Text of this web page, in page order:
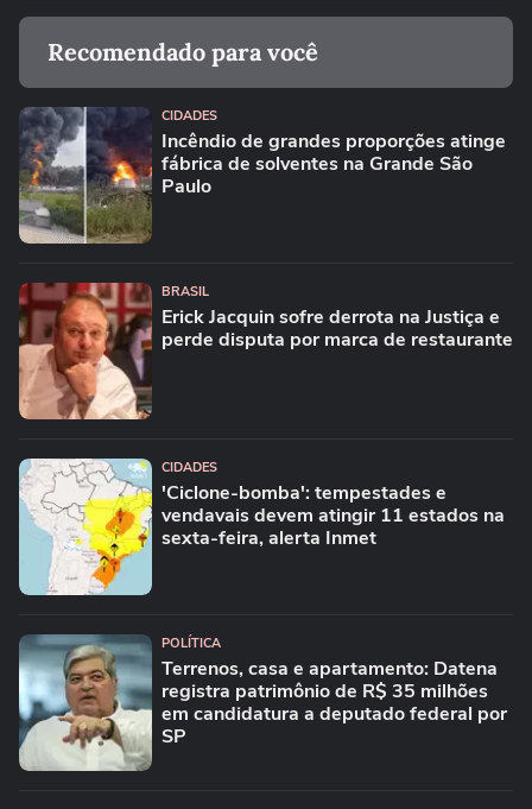
Recomendado para você
CIDADES
Incêndio de grandes proporções atinge
fábrica de solventes na Grande São
Paulo
BRASIL
Erick Jacquin sofre derrota na Justiça e
perde disputa por marca de restaurante
CIDADES
'Ciclone-bomba': tempestades e
vendavais devem atingir 11 estados na
sexta-feira, alerta Inmet
POLÍTICA
Terrenos, casa e apartamento: Datena
registra patrimônio de R$ 35 milhões
em candidatura a deputado federal por
SP